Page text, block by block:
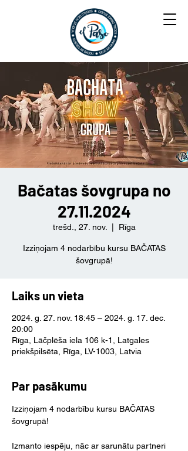
Bačatas šovgrupa no
27.11.2024
trešd., 27. nov. Rīga
Izziņojam 4 nodarbību kursu BAČATAS
šovgrupā!
Laiks un vieta
2024. g. 27. nov. 18:45 – 2024. g. 17. dec.
20:00
Rīga, Lāčplēša iela 106 k-1, Latgales
priekšpilsēta, Rīga, LV-1003, Latvia
Par pasākumu
Izziņojam 4 nodarbību kursu BAČATAS
šovgrupā!
Izmanto iespēju, nāc ar sarunātu partneri